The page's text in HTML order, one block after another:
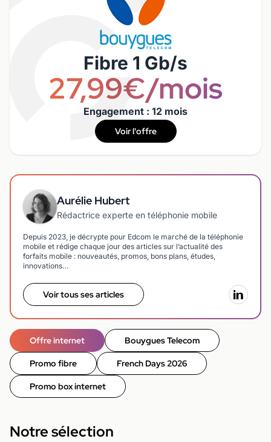
Fibre 1 Gb/s
27,99€/mois
Engagement : 12 mois
Voir l'offre
Aurélie Hubert
Rédactrice experte en téléphonie mobile
Depuis 2023, je décrypte pour Edcom le marché de la téléphonie
mobile et rédige chaque jour des articles sur l’actualité des
forfaits mobile : nouveautés, promos, bons plans, études,
innovations…
Voir tous ses articles
Offre internet Bouygues Telecom
Promo fibre French Days 2026
Promo box internet
Notre sélection